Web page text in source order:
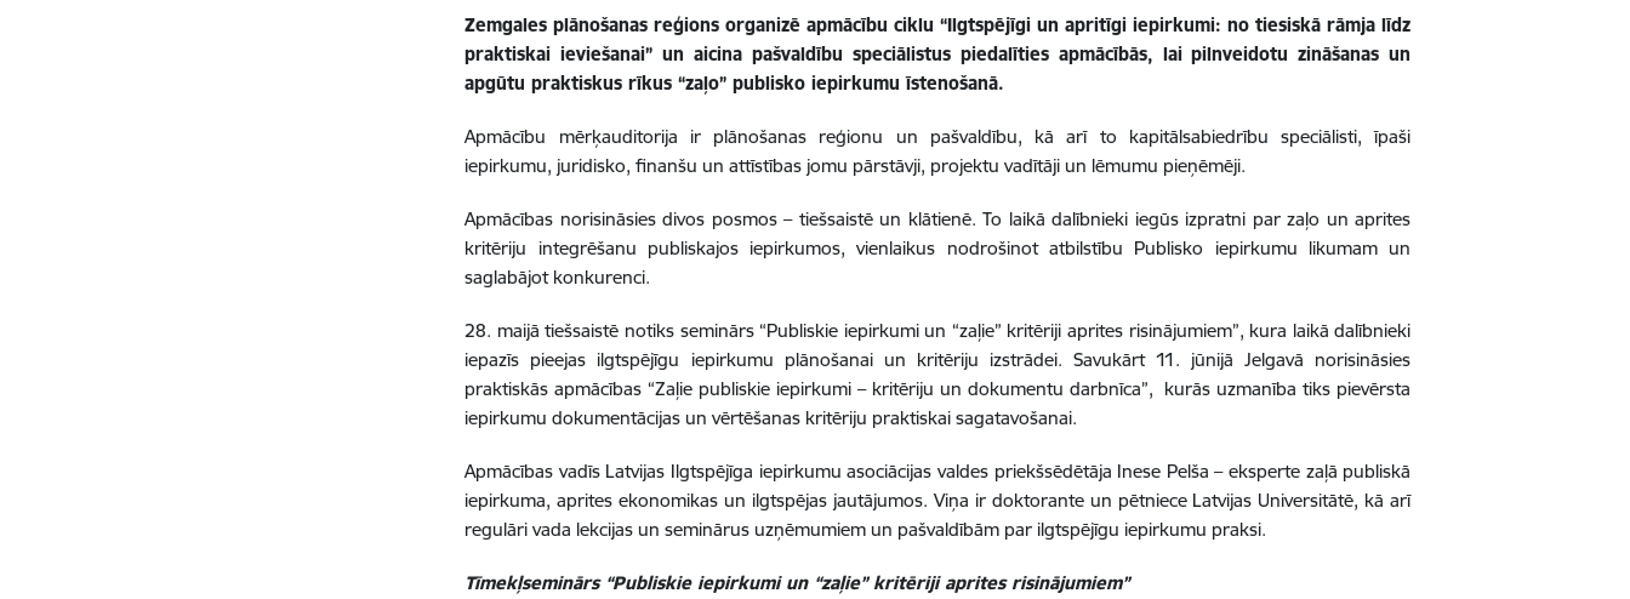
Zemgales plānošanas reģions organizē apmācību ciklu “Ilgtspējīgi un apritīgi iepirkumi: no tiesiskā rāmja līdz
praktiskai ieviešanai” un aicina pašvaldību speciālistus piedalīties apmācībās, lai pilnveidotu zināšanas un
apgūtu praktiskus rīkus “zaļo” publisko iepirkumu īstenošanā.
Apmācību mērķauditorija ir plānošanas reģionu un pašvaldību, kā arī to kapitālsabiedrību speciālisti, īpaši
iepirkumu, juridisko, finanšu un attīstības jomu pārstāvji, projektu vadītāji un lēmumu pieņēmēji.
Apmācības norisināsies divos posmos – tiešsaistē un klātienē. To laikā dalībnieki iegūs izpratni par zaļo un aprites
kritēriju integrēšanu publiskajos iepirkumos, vienlaikus nodrošinot atbilstību Publisko iepirkumu likumam un
saglabājot konkurenci.
28. maijā tiešsaistē notiks seminārs “Publiskie iepirkumi un “zaļie” kritēriji aprites risinājumiem”, kura laikā dalībnieki
iepazīs pieejas ilgtspējīgu iepirkumu plānošanai un kritēriju izstrādei. Savukārt 11. jūnijā Jelgavā norisināsies
praktiskās apmācības “Zaļie publiskie iepirkumi – kritēriju un dokumentu darbnīca”, kurās uzmanība tiks pievērsta
iepirkumu dokumentācijas un vērtēšanas kritēriju praktiskai sagatavošanai.
Apmācības vadīs Latvijas Ilgtspējīga iepirkumu asociācijas valdes priekšsēdētāja Inese Pelša – eksperte zaļā publiskā
iepirkuma, aprites ekonomikas un ilgtspējas jautājumos. Viņa ir doktorante un pētniece Latvijas Universitātē, kā arī
regulāri vada lekcijas un seminārus uzņēmumiem un pašvaldībām par ilgtspējīgu iepirkumu praksi.
Tīmekļseminārs “Publiskie iepirkumi un “zaļie” kritēriji aprites risinājumiem”